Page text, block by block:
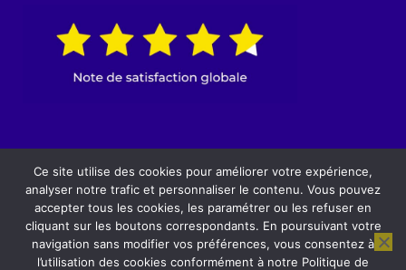
© 2022 IRIDIUM Concept | Site réalisé par
agencebam.fr
Mentions légales I CGV
Ce site utilise des cookies pour améliorer votre expérience,
analyser notre trafic et personnaliser le contenu. Vous pouvez
accepter tous les cookies, les paramétrer ou les refuser en
cliquant sur les boutons correspondants. En poursuivant votre
navigation sans modifier vos préférences, vous consentez à
l’utilisation des cookies conformément à notre Politique de